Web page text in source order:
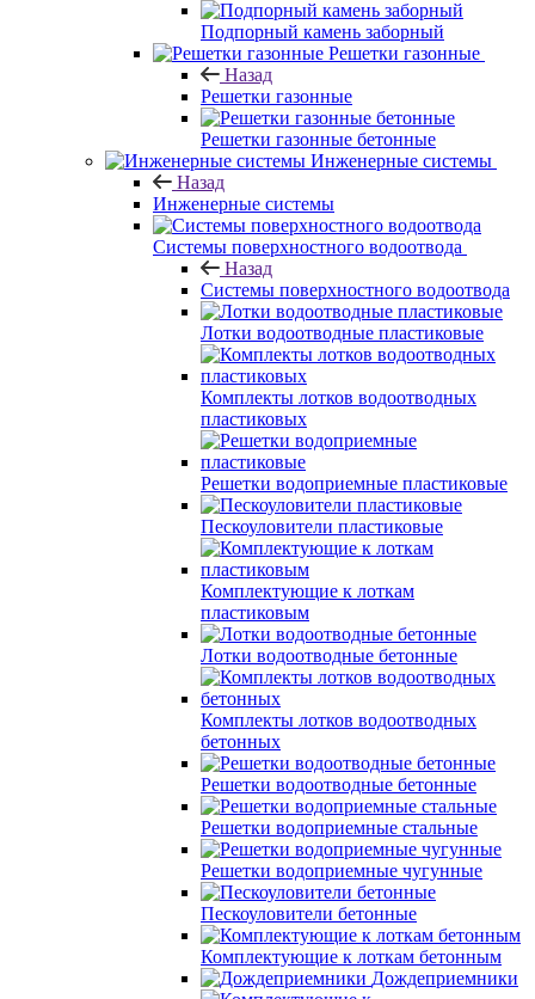
Подпорный камень заборный
Решетки газонные
Назад
Решетки газонные
Решетки газонные бетонные
Инженерные системы
Назад
Инженерные системы
Системы поверхностного водоотвода
Назад
Системы поверхностного водоотвода
Лотки водоотводные пластиковые
Комплекты лотков водоотводных
пластиковых
Решетки водоприемные пластиковые
Пескоуловители пластиковые
Комплектующие к лоткам
пластиковым
Лотки водоотводные бетонные
Комплекты лотков водоотводных
бетонных
Решетки водоотводные бетонные
Решетки водоприемные стальные
Решетки водоприемные чугунные
Пескоуловители бетонные
Комплектующие к лоткам бетонным
Дождеприемники